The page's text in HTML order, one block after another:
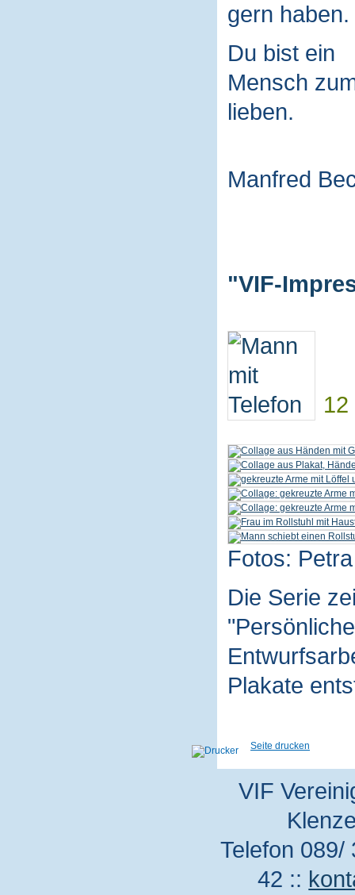
gern haben.
Du bist ein
Mensch
lieben.
Manfred
"VIF-
12
Fotos:
Die Serie
Plakate
Seite drucken
VIF
Telefon
42 ::